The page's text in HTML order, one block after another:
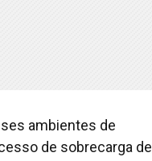
ambientes de
de sobrecarga de